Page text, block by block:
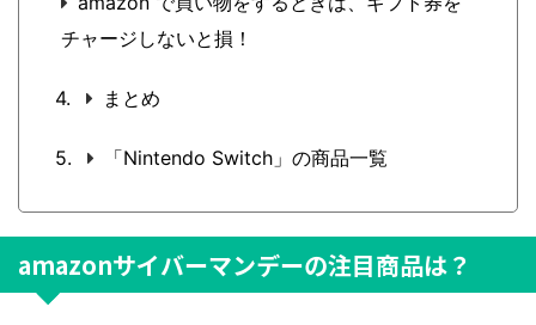
チャージしないと損！
まとめ
「Nintendo Switch」の商品一覧
amazonサイバーマンデーの注目商品は？